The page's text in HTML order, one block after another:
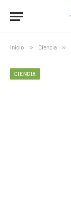
Inicio » Ciencia »
CIENCIA